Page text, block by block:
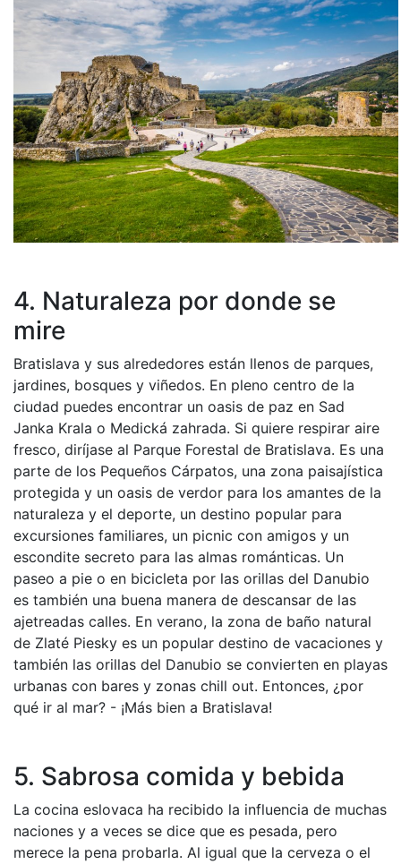
4. Naturaleza por donde se
mire
Bratislava y sus alrededores están llenos de parques,
jardines, bosques y viñedos. En pleno centro de la
ciudad puedes encontrar un oasis de paz en Sad
Janka Krala o Medická zahrada. Si quiere respirar aire
fresco, diríjase al Parque Forestal de Bratislava. Es una
parte de los Pequeños Cárpatos, una zona paisajística
protegida y un oasis de verdor para los amantes de la
naturaleza y el deporte, un destino popular para
excursiones familiares, un picnic con amigos y un
escondite secreto para las almas románticas. Un
paseo a pie o en bicicleta por las orillas del Danubio
es también una buena manera de descansar de las
ajetreadas calles. En verano, la zona de baño natural
de Zlaté Piesky es un popular destino de vacaciones y
también las orillas del Danubio se convierten en playas
urbanas con bares y zonas chill out. Entonces, ¿por
qué ir al mar? - ¡Más bien a Bratislava!
5. Sabrosa comida y bebida
La cocina eslovaca ha recibido la influencia de muchas
naciones y a veces se dice que es pesada, pero
merece la pena probarla. Al igual que la cerveza o el